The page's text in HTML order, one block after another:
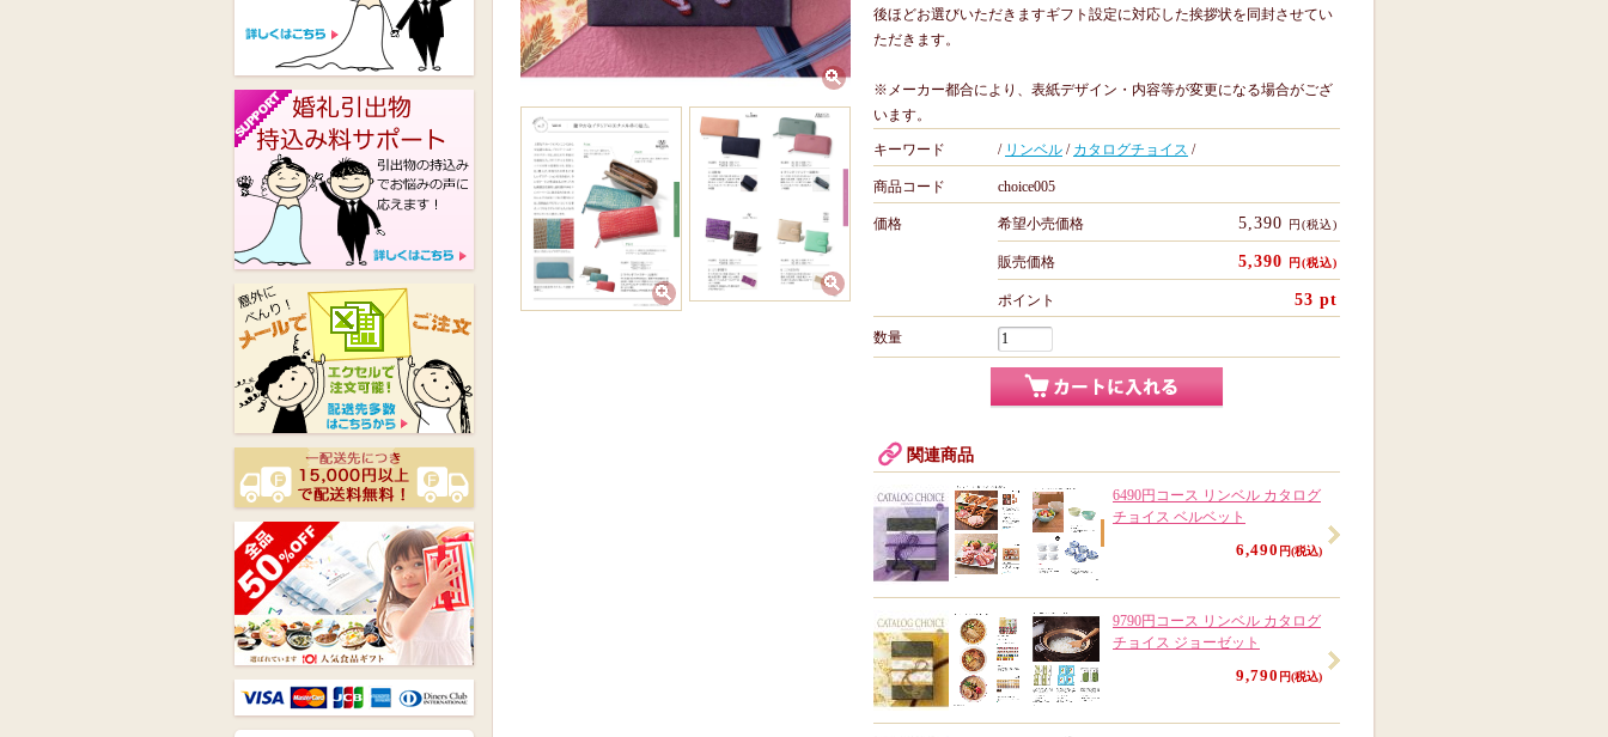
後ほどお選びいただきますギフト設定に対応した挨拶状を同封させてい
ただきます。
※メーカー都合により、表紙デザイン・内容等が変更になる場合がござ
います。
キーワード / リンベル / カタログチョイス /
商品コード choice005
価格 希望小売価格 5,390 円(税込)
販売価格 5,390 円(税込)
ポイント 53 pt
数量
関連商品
6490円コース リンベル カタログ
チョイス ベルベット
6,490 円(税込)
9790円コース リンベル カタログ
チョイス ジョーゼット
9,790 円(税込)